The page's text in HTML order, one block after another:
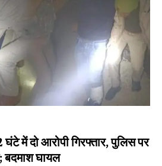
घंटे में दो आरोपी गिरफ्तार, पुलिस पर
बदमाश घायल